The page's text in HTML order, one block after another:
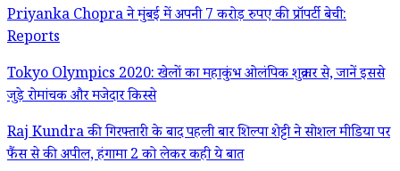
Priyanka Chopra ने मुंबई में अपनी 7 करोड़ रुपए की प्रॉपर्टी बेची:
Reports
Tokyo Olympics 2020: खेलों का महाकुंभ ओलंपिक शुक्रवार से, जानें इससे
जुड़े रोमांचक और मजेदार किस्से
Raj Kundra की गिरफ्तारी के बाद पहली बार शिल्पा शेट्टी ने सोशल मीडिया पर
फैंस से की अपील, हंगामा 2 को लेकर कही ये बात